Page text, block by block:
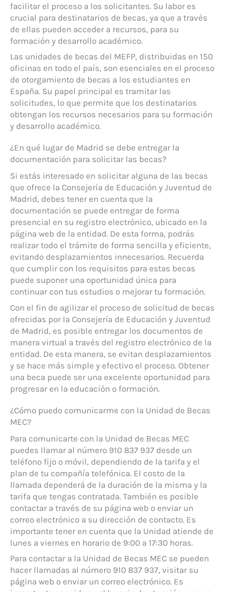
facilitar el proceso a los solicitantes. Su labor es
crucial para destinatarios de becas, ya que a través
de ellas pueden acceder a recursos, para su
formación y desarrollo académico.
Las unidades de becas del MEFP, distribuidas en 150
oficinas en todo el país, son esenciales en el proceso
de otorgamiento de becas a los estudiantes en
España. Su papel principal es tramitar las
solicitudes, lo que permite que los destinatarios
obtengan los recursos necesarios para su formación
y desarrollo académico.
¿En qué lugar de Madrid se debe entregar la
documentación para solicitar las becas?
Si estás interesado en solicitar alguna de las becas
que ofrece la Consejería de Educación y Juventud de
Madrid, debes tener en cuenta que la
documentación se puede entregar de forma
presencial en su registro electrónico, ubicado en la
página web de la entidad. De esta forma, podrás
realizar todo el trámite de forma sencilla y eficiente,
evitando desplazamientos innecesarios. Recuerda
que cumplir con los requisitos para estas becas
puede suponer una oportunidad única para
continuar con tus estudios o mejorar tu formación.
Con el fin de agilizar el proceso de solicitud de becas
ofrecidas por la Consejería de Educación y Juventud
de Madrid, es posible entregar los documentos de
manera virtual a través del registro electrónico de la
entidad. De esta manera, se evitan desplazamientos
y se hace más simple y efectivo el proceso. Obtener
una beca puede ser una excelente oportunidad para
progresar en la educación o formación.
¿Cómo puedo comunicarme con la Unidad de Becas
MEC?
Para comunicarte con la Unidad de Becas MEC
puedes llamar al número 910 837 937 desde un
teléfono fijo o móvil, dependiendo de la tarifa y el
plan de tu compañía telefónica. El costo de la
llamada dependerá de la duración de la misma y la
tarifa que tengas contratada. También es posible
contactar a través de su página web o enviar un
correo electrónico a su dirección de contacto. Es
importante tener en cuenta que la Unidad atiende de
lunes a viernes en horario de 9:00 a 17:30 horas.
Para contactar a la Unidad de Becas MEC se pueden
hacer llamadas al número 910 837 937, visitar su
página web o enviar un correo electrónico. Es